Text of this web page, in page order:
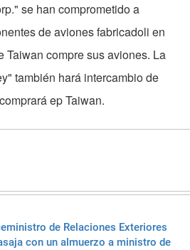
se han comprometido a
de aviones fabricadoli en
Taiwan compre sus aviones. La
también hará intercambio de
ep Taiwan.
de Relaciones Exteriores
con un almuerzo a ministro de